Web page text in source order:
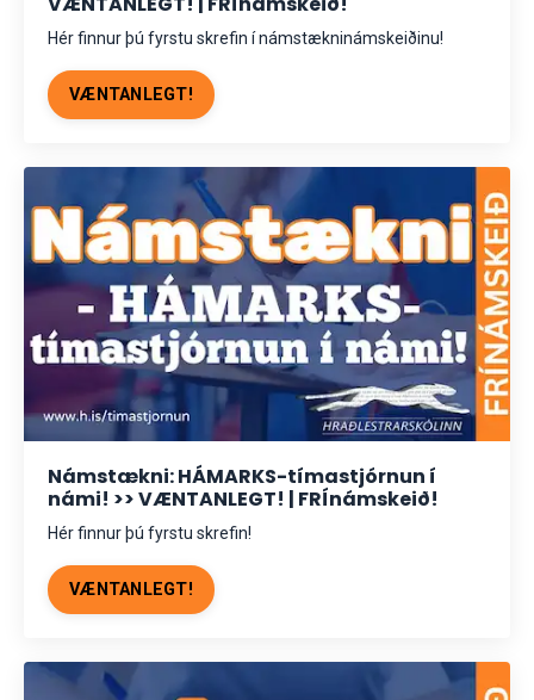
Hér finnur þú fyrstu skrefin í námstækninámskeiðinu!
VÆNTANLEGT!
Námstækni: HÁMARKS-tímastjórnun í
námi! >> VÆNTANLEGT! | FRÍnámskeið!
Hér finnur þú fyrstu skrefin!
VÆNTANLEGT!